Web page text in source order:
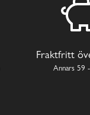
Fraktfritt
Annars 59